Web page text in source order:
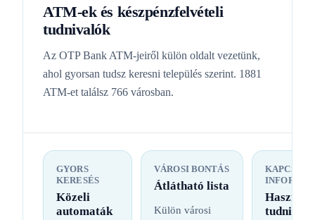
ATM-ek és készpénzfelvételi
tudnivalók
Az OTP Bank ATM-jeiről külön oldalt vezetünk,
ahol gyorsan tudsz keresni település szerint. 1881
ATM-et találsz 766 városban.
GYORS
KERESÉS
Közeli
automaták
VÁROSI BONTÁS
Átlátható lista
Külön városi
Hasznos